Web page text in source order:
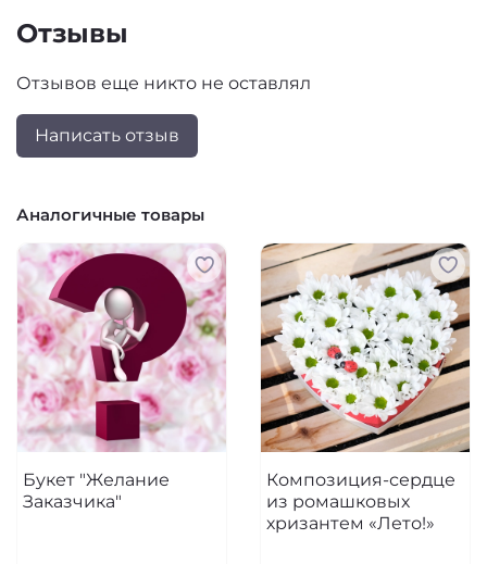
Отзывы
Отзывов еще никто не оставлял
Написать отзыв
Аналогичные товары
Букет "Желание
Заказчика"
Композиция-сердце
из ромашковых
хризантем «Лето!»